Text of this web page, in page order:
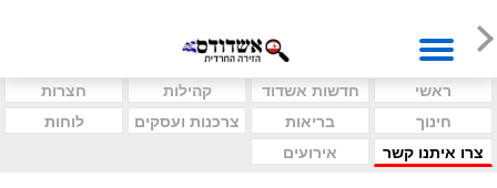
ראשי חדשות אשדוד קהילות
חצרות
חינוך
בריאות צרכנות ועסקים
לוחות
צרו איתנו קשר
אירועים